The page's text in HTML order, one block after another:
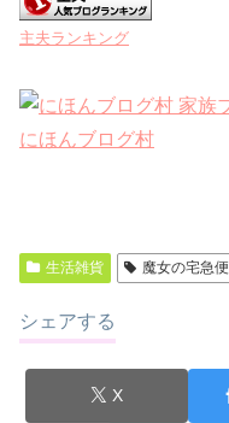
主夫ランキング
にほんブログ村
生活雑貨 魔女の宅急便
シェアする
X